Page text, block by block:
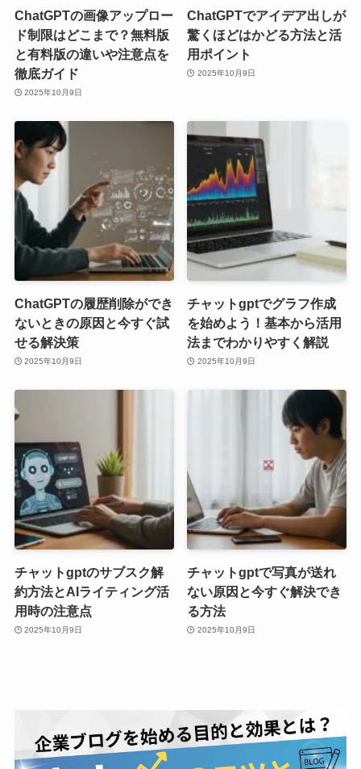
ChatGPTの画像アップロー
ド制限はどこまで？無料版
と有料版の違いや注意点を
徹底ガイド
2025年10月9日
ChatGPTでアイデア出しが
驚くほどはかどる方法と活
用ポイント
2025年10月9日
ChatGPTの履歴削除ができ
ないときの原因と今すぐ試
せる解決策
2025年10月9日
チャットgptでグラフ作成
を始めよう！基本から活用
法までわかりやすく解説
2025年10月9日
チャットgptのサブスク解
約方法とAIライティング活
用時の注意点
2025年10月9日
チャットgptで写真が送れ
ない原因と今すぐ解決でき
る方法
2025年10月9日